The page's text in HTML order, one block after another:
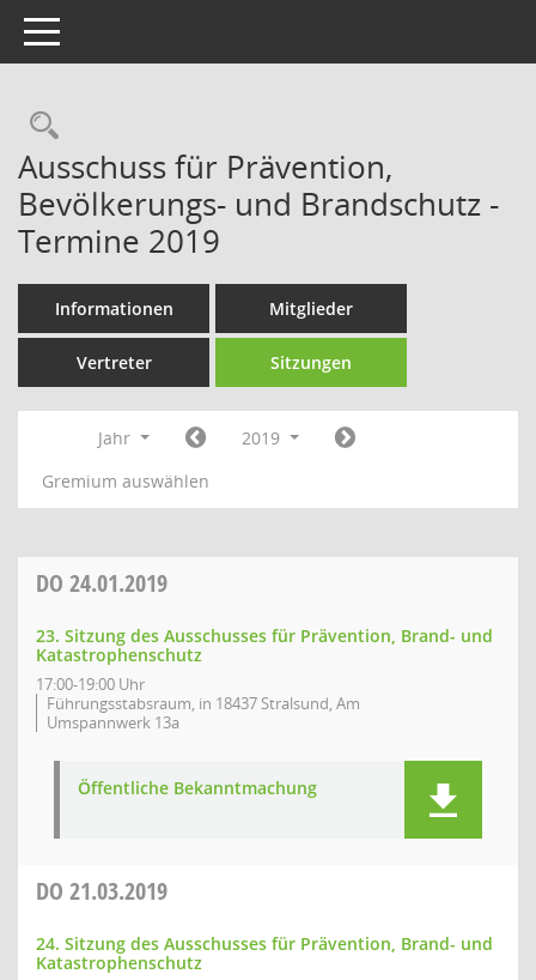
Toggle navigation
Rechercheauswahl
Ausschuss für Prävention,
Bevölkerungs- und Brandschutz -
Termine 2019
Informationen Mitglieder
Vertreter Sitzungen
Jahr
2019
Gremium auswählen
DO 24.01.2019
23. Sitzung des Ausschusses für Prävention, Brand- und
Katastrophenschutz
17:00-19:00 Uhr
Führungsstabsraum, in 18437 Stralsund, Am
Umspannwerk 13a
Öffentliche Bekanntmachung
DO 21.03.2019
24. Sitzung des Ausschusses für Prävention, Brand- und
Katastrophenschutz